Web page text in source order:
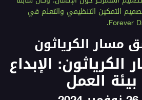
التمكين التنظيمي والتعلم في
Forever
مسار الكرياثون
الكرياثون: الإبداع
العمل